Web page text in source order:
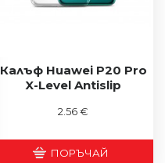
Калъф Huawei P20 Pro
X-Level Antislip
2.56 €
ПОРЪЧАЙ